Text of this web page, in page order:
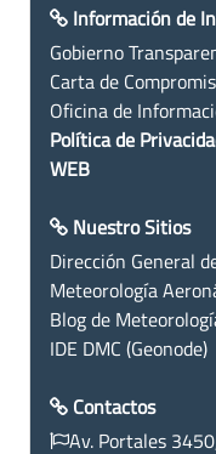
Información de
Gobierno
Carta de
Oficina de
Política de
WEB
Nuestro Sitios
Dirección General
Meteorología
Blog de
IDE DMC (Geonode)
Contactos
Av. Portales